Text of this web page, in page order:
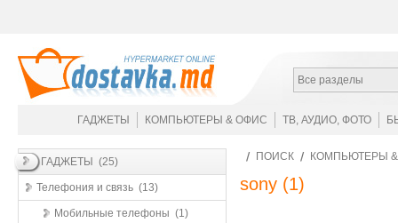
Все разделы
ГАДЖЕТЫ КОМПЬЮТЕРЫ & ОФИС ТВ, АУДИО, ФОТО
ГАДЖЕТЫ (25)
Телефония и связь (13)
Мобильные телефоны (1)
ПОИСК КОМПЬЮТЕРЫ
sony (1)